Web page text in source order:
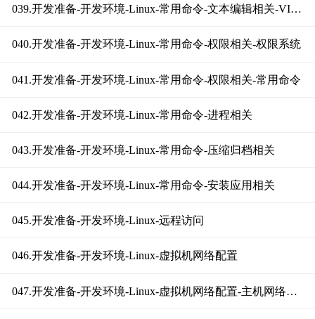
039.开发准备-开发环境-Linux-常用命令-文本编辑相关-VIM工作模式
040.开发准备-开发环境-Linux-常用命令-权限相关-权限系统
041.开发准备-开发环境-Linux-常用命令-权限相关-常用命令
042.开发准备-开发环境-Linux-常用命令-进程相关
043.开发准备-开发环境-Linux-常用命令-压缩归档相关
044.开发准备-开发环境-Linux-常用命令-安装应用相关
045.开发准备-开发环境-Linux-远程访问
046.开发准备-开发环境-Linux-虚拟机网络配置
047.开发准备-开发环境-Linux-虚拟机网络配置-主机网络环境